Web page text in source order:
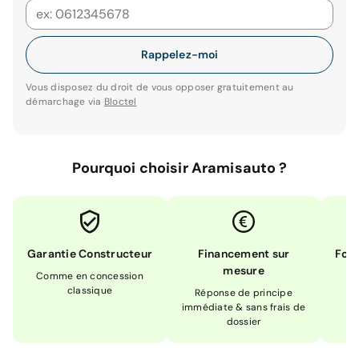
Rappelez-moi
Vous disposez du droit de vous opposer gratuitement au
démarchage via Bloctel
Pourquoi choisir Aramisauto ?
Garantie Constructeur
Comme en concession
classique
Financement sur
mesure
Réponse de principe
immédiate & sans frais de
dossier